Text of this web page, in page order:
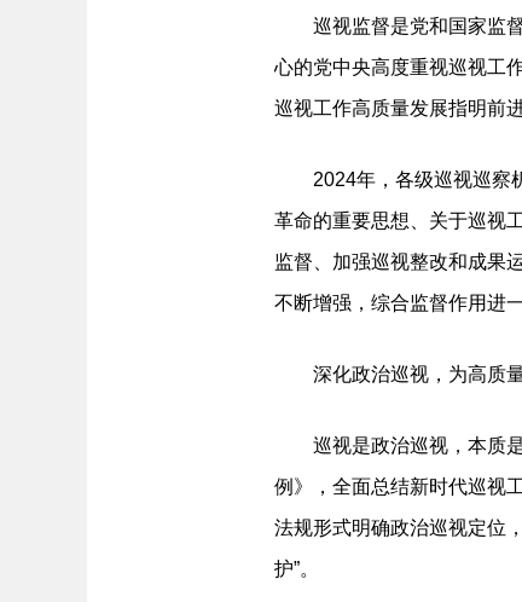
巡视监督是党和国家监督
心的党中央高度重视巡视工
巡视工作高质量发展指明前
2024年，各级巡视巡察机
革命的重要思想、关于巡视
监督、加强巡视整改和成果
不断增强，综合监督作用进
深化政治巡视，为高质量
巡视是政治巡视，本质是
例》，全面总结新时代巡视
法规形式明确政治巡视定位
护”。